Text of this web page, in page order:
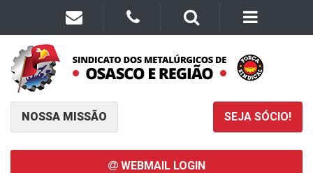
NOSSA MISSÃO SEJA SÓCIO!
WEBMAIL LOGIN